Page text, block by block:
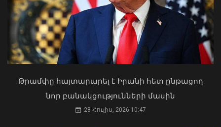
«Ուժեղ Հայաստան»-ը դեմ է
քվեարկելու ԱԺ նախագահի
պաշտոնում Ռուբեն Ռուբինյանի
Թրամփը հայտարարել է Իրանի հետ ընթացող
նոր բանակցությունների մասին
28 Հուլիս, 2026 10:47